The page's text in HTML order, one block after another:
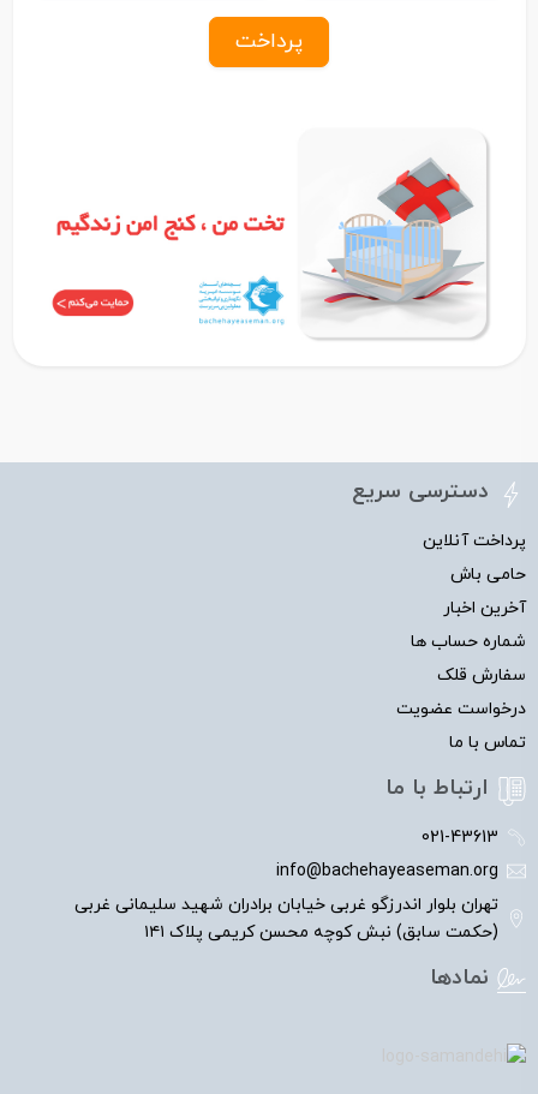
پرداخت
دسترسی سریع
پرداخت آنلاین
حامی باش
آخرین اخبار
شماره حساب ها
سفارش قلک
درخواست عضویت
تماس با ما
ارتباط با ما
021-43613
info@bachehayeaseman.org
تهران بلوار اندرزگو غربی خیابان برادران شهید سلیمانی غربی
(حکمت سابق) نبش کوچه محسن کریمی پلاک ۱۴۱
نمادها